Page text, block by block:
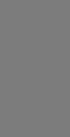
Vedete